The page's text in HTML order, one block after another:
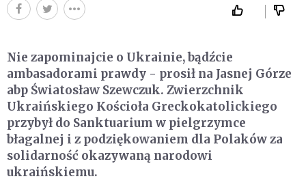
Nie zapominajcie o Ukrainie, bądźcie
ambasadorami prawdy - prosił na Jasnej Górze
abp Światosław Szewczuk. Zwierzchnik
Ukraińskiego Kościoła Greckokatolickiego
przybył do Sanktuarium w pielgrzymce
błagalnej i z podziękowaniem dla Polaków za
solidarność okazywaną narodowi
ukraińskiemu.